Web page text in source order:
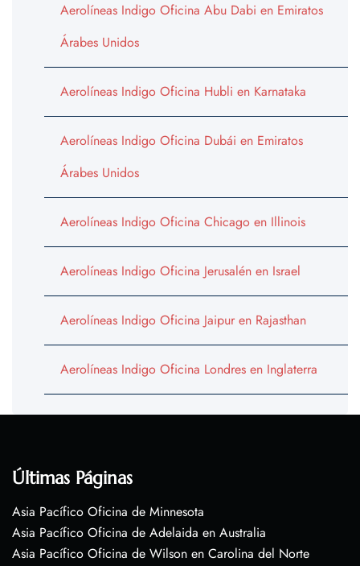
Aerolíneas Indigo Oficina Abu Dabi en Emiratos
Árabes Unidos
Aerolíneas Indigo Oficina Hubli en Karnataka
Aerolíneas Indigo Oficina Dubái en Emiratos
Árabes Unidos
Aerolíneas Indigo Oficina Chicago en Illinois
Aerolíneas Indigo Oficina Jerusalén en Israel
Aerolíneas Indigo Oficina Jaipur en Rajasthan
Aerolíneas Indigo Oficina Londres en Inglaterra
Últimas Páginas
Asia Pacífico Oficina de Minnesota
Asia Pacífico Oficina de Adelaida en Australia
Asia Pacífico Oficina de Wilson en Carolina del Norte